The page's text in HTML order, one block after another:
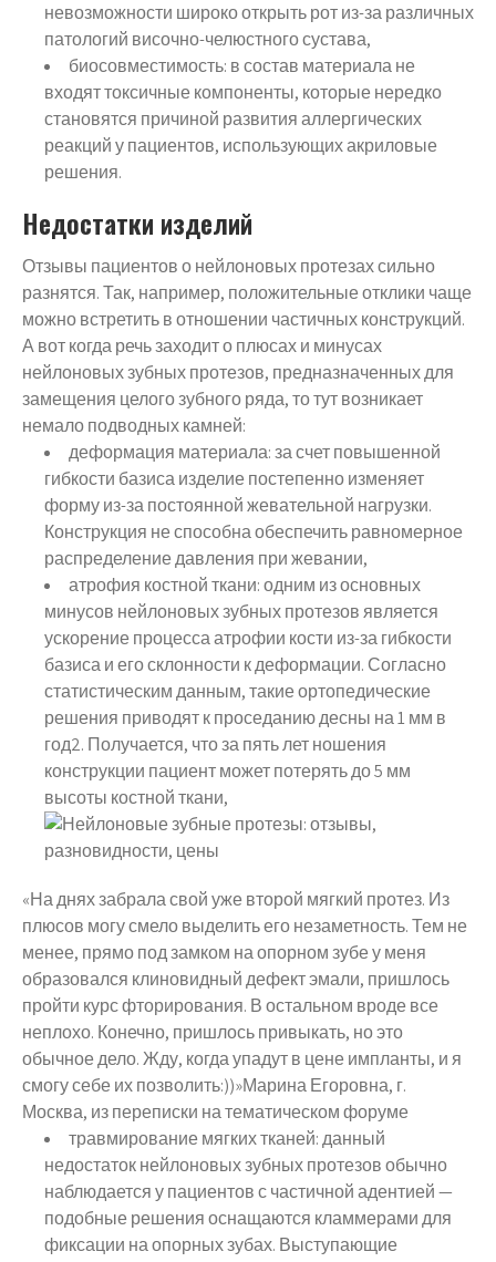
невозможности широко открыть рот из-за различных
патологий височно-челюстного сустава,
биосовместимость: в состав материала не
входят токсичные компоненты, которые нередко
становятся причиной развития аллергических
реакций у пациентов, использующих акриловые
решения.
Недостатки изделий
Отзывы пациентов о нейлоновых протезах сильно
разнятся. Так, например, положительные отклики чаще
можно встретить в отношении частичных конструкций.
А вот когда речь заходит о плюсах и минусах
нейлоновых зубных протезов, предназначенных для
замещения целого зубного ряда, то тут возникает
немало подводных камней:
деформация материала: за счет повышенной
гибкости базиса изделие постепенно изменяет
форму из-за постоянной жевательной нагрузки.
Конструкция не способна обеспечить равномерное
распределение давления при жевании,
атрофия костной ткани: одним из основных
минусов нейлоновых зубных протезов является
ускорение процесса атрофии кости из-за гибкости
базиса и его склонности к деформации. Согласно
статистическим данным, такие ортопедические
решения приводят к проседанию десны на 1 мм в
год2. Получается, что за пять лет ношения
конструкции пациент может потерять до 5 мм
высоты костной ткани,
«На днях забрала свой уже второй мягкий протез. Из
плюсов могу смело выделить его незаметность. Тем не
менее, прямо под замком на опорном зубе у меня
образовался клиновидный дефект эмали, пришлось
пройти курс фторирования. В остальном вроде все
неплохо. Конечно, пришлось привыкать, но это
обычное дело. Жду, когда упадут в цене импланты, и я
смогу себе их позволить:))»Марина Егоровна, г.
Москва, из переписки на тематическом форуме
травмирование мягких тканей: данный
недостаток нейлоновых зубных протезов обычно
наблюдается у пациентов с частичной адентией —
подобные решения оснащаются кламмерами для
фиксации на опорных зубах. Выступающие